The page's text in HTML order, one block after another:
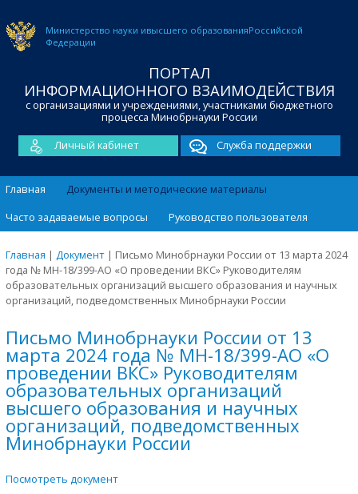
Министерство науки ивысшего образованияРоссийской
Федерации
ПОРТАЛ
ИНФОРМАЦИОННОГО ВЗАИМОДЕЙСТВИЯ
с организациями и учреждениями, участниками бюджетного
процесса Минобрнауки России
Личный кабинет
Служба поддержки
Главная
Документы и методические материалы
Часто задаваемые вопросы
Руководство пользователя
Главная | Документ | Письмо Минобрнауки России от 13 марта 2024
года № МН-18/399-АО «О проведении ВКС» Руководителям
образовательных организаций высшего образования и научных
организаций, подведомственных Минобрнауки России
Письмо Минобрнауки России от 13
марта 2024 года № МН-18/399-АО «О
проведении ВКС» Руководителям
образовательных организаций
высшего образования и научных
организаций, подведомственных
Минобрнауки России
Посмотреть документ